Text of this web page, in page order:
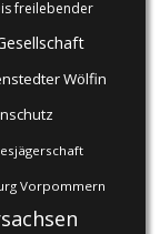
freilebender
Wölfin
Vorpommern